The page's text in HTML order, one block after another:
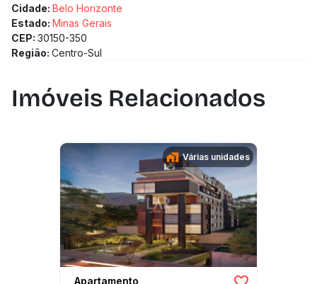
Cidade: Belo Horizonte
Estado: Minas Gerais
CEP: 30150-350
Região: Centro-Sul
Imóveis Relacionados
Várias unidades
Apartamento